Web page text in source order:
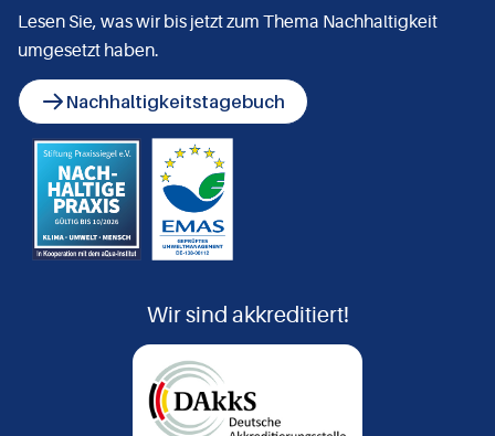
Lesen Sie, was wir bis jetzt zum Thema Nachhaltigkeit
umgesetzt haben.
Nachhaltigkeitstagebuch
Wir sind akkreditiert!